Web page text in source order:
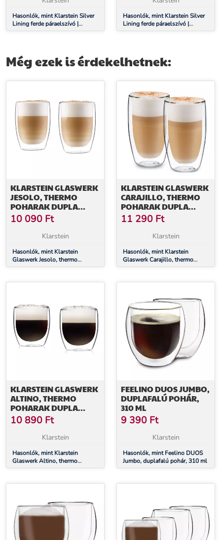
Hasonlók, mint Klarstein Silver
Lining ferde páraelszívó |
Elszívó és keringtető üzemmód |
Hasonlók, mint Klarstein Silver
Lining ferde páraelszívó |
Elszívó és keringtető üzemmód |
Még ezek is érdekelhetnek:
KLARSTEIN GLASWERK
JESOLO, THERMO
POHARAK DUPLA
ÜVEGGEL, 350 ML,
KÉZMŰVES,
BOROSZILIKÁT ÜVEG
10 090 Ft
Klarstein
Hasonlók, mint Klarstein
Glaswerk Jesolo, thermo
poharak dupla üveggel, 350 ml,
KLARSTEIN GLASWERK
CARAJILLO, THERMO
POHARAK DUPLA
ÜVEGGEL, 450 ML,
KÉZMŰVES,
BOROSZILIKÁT ÜVEG
11 290 Ft
Klarstein
Hasonlók, mint Klarstein
Glaswerk Carajillo, thermo
poharak dupla üveggel, 450 ml,
KLARSTEIN GLASWERK
ALTINO, THERMO
POHARAK DUPLA
ÜVEGGEL, 250 ML,
KÉZMŰVES,
BOROSZILIKÁT ÜVEG
10 890 Ft
Klarstein
Hasonlók, mint Klarstein
Glaswerk Altino, thermo
poharak dupla üveggel, 250 ml,
FEELINO DUOS JUMBO,
DUPLAFALÚ POHÁR,
310 ML
9 390 Ft
Klarstein
Hasonlók, mint Feelino DUOS
Jumbo, duplafalú pohár, 310 ml